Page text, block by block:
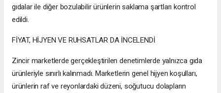
gıdalar ile diğer bozulabilir ürünlerin saklama şartları kontrol
edildi.
FİYAT, HİJYEN VE RUHSATLAR DA İNCELENDİ
Zincir marketlerde gerçekleştirilen denetimlerde yalnızca gıda
ürünleriyle sınırlı kalınmadı. Marketlerin genel hijyen koşulları,
ürünlerin raf ve reyonlardaki düzeni, soğutucu dolapların